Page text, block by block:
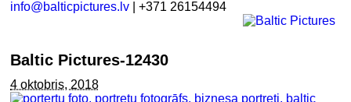
info@balticpictures.lv | +371 26154494
Baltic Pictures-12430
4 oktobris, 2018